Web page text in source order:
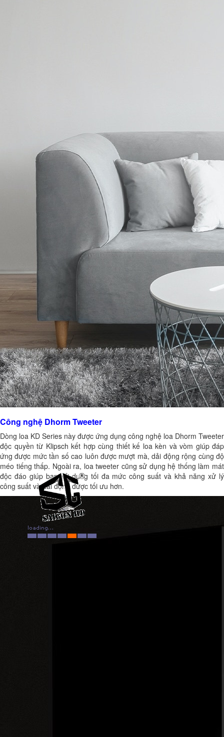
Công nghệ Dhorm Tweeter
Dòng loa KD Series này được ứng dụng công nghệ loa Dhorm Tweeter
độc quyền từ Klipsch kết hợp cùng thiết kế loa kèn và vòm giúp đáp
ứng được mức tần số cao luôn được mượt mà, dải động rộng cùng độ
méo tiếng thấp. Ngoài ra, loa tweeter cũng sử dụng hệ thống làm mát
độc đáo giúp bạn sử dụng tối đa mức công suất và khả năng xử lý
công suất và dải động được tối ưu hơn.